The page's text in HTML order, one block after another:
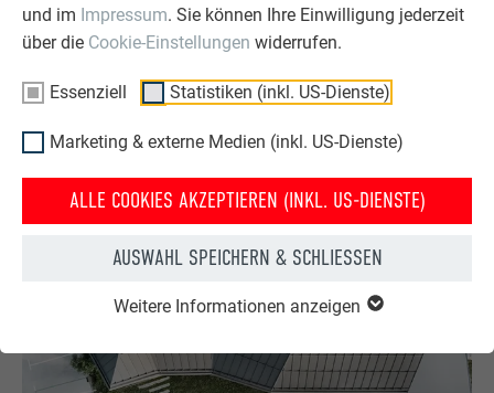
und im Impressum. Sie können Ihre Einwilligung jederzeit
über die Cookie-Einstellungen widerrufen.
Essenziell Statistiken (inkl. US-Dienste)
Marketing & externe Medien (inkl. US-Dienste)
ALLE COOKIES AKZEPTIEREN (INKL. US-DIENSTE)
AUSWAHL SPEICHERN & SCHLIESSEN
Weitere Informationen anzeigen